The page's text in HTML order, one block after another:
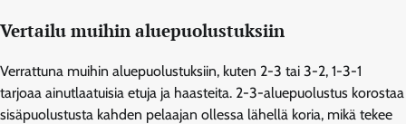
Vertailu muihin aluepuolustuksiin
Verrattuna muihin aluepuolustuksiin, kuten 2-3 tai 3-2, 1-3-1
tarjoaa ainutlaatuisia etuja ja haasteita. 2-3-aluepuolustus korostaa
sisäpuolustusta kahden pelaajan ollessa lähellä koria, mikä tekee